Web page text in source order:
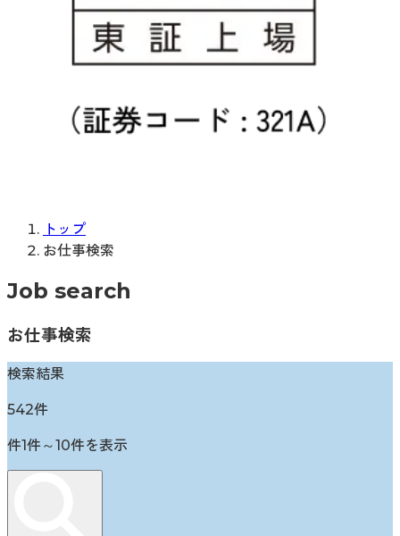
トップ
お仕事検索
Job search
お仕事検索
検索結果
542件
件1件～10件を表示